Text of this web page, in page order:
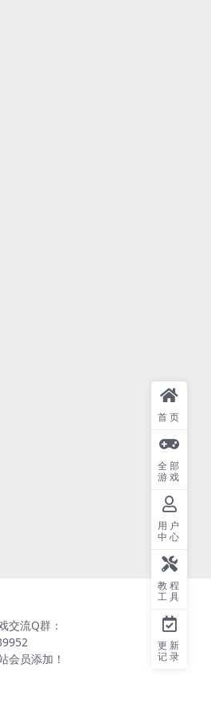
交流Q群：
会员添加！
首页
全部
游戏
用户
中心
教程
工具
更新
记录